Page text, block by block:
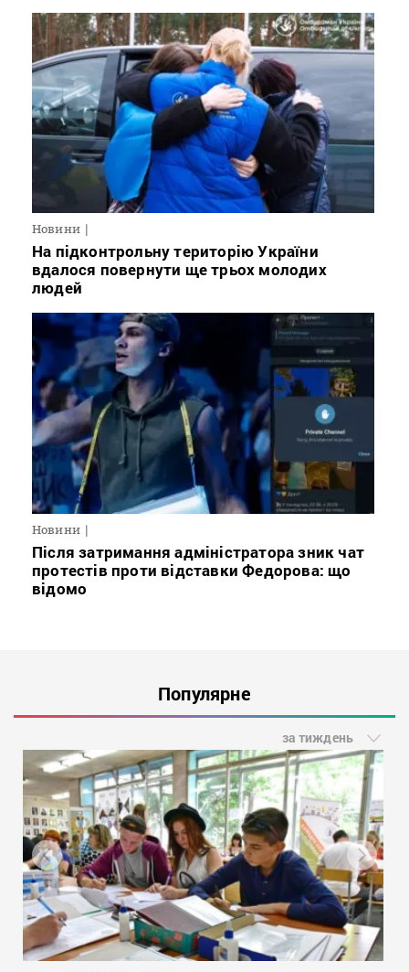
Новини
На підконтрольну територію України
вдалося повернути ще трьох молодих
людей
Новини
Після затримання адміністратора зник чат
протестів проти відставки Федорова: що
відомо
Популярне
за тиждень